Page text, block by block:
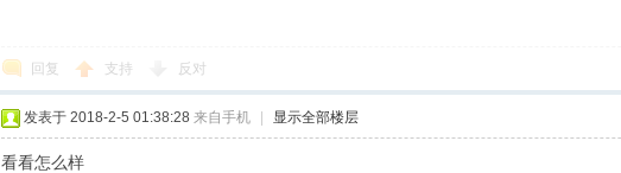
回复 支持 反对
发表于 2018-2-5 01:38:28 来自手机 显示全部楼层
看看怎么样